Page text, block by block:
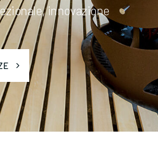
innovazione